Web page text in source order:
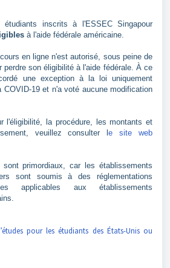
inscrits à l'ESSEC Singapour
à l'aide fédérale américaine.
en ligne n'est autorisé, sous peine de
perdre son éligibilité à l'aide fédérale. À ce
une exception à la loi uniquement
COVID-19 et n'a voté aucune modification
l'éligibilité, la procédure, les montants et
veuillez consulter le site web
sont primordiaux, car les établissements
sont soumis à des réglementations
applicables aux établissements
pour les étudiants des États-Unis ou